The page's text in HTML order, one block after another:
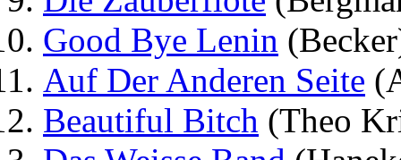
Good Bye Lenin
Auf Der Anderen Seite
Beautiful Bitch (Theo